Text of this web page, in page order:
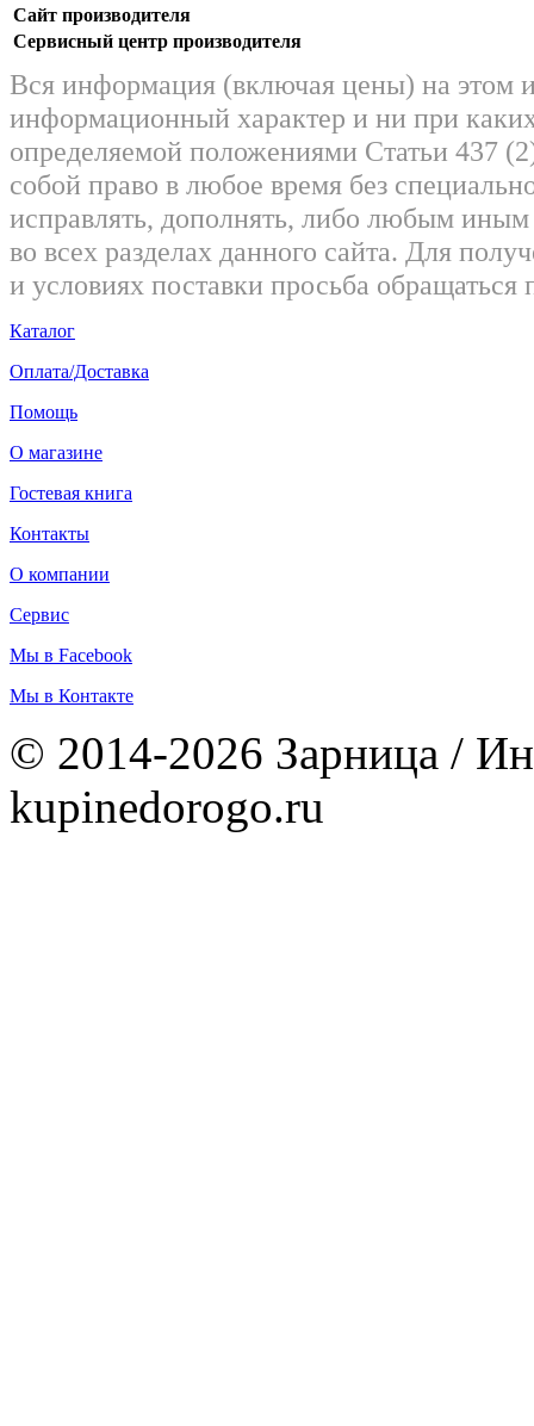
Сайт производителя
Сервисный центр производителя
Вся информация (включая цены) на этом
информационный характер и ни при
определяемой положениями Статьи 437
собой право в любое время без
исправлять, дополнять, либо любым
во всех разделах данного сайта. Для
и условиях поставки просьба
Каталог
Оплата/Доставка
Помощь
О магазине
Гостевая книга
Контакты
О компании
Сервис
Мы в Facebook
Мы в Контакте
© 2014-2026 Зарница /
kupinedorogo.ru